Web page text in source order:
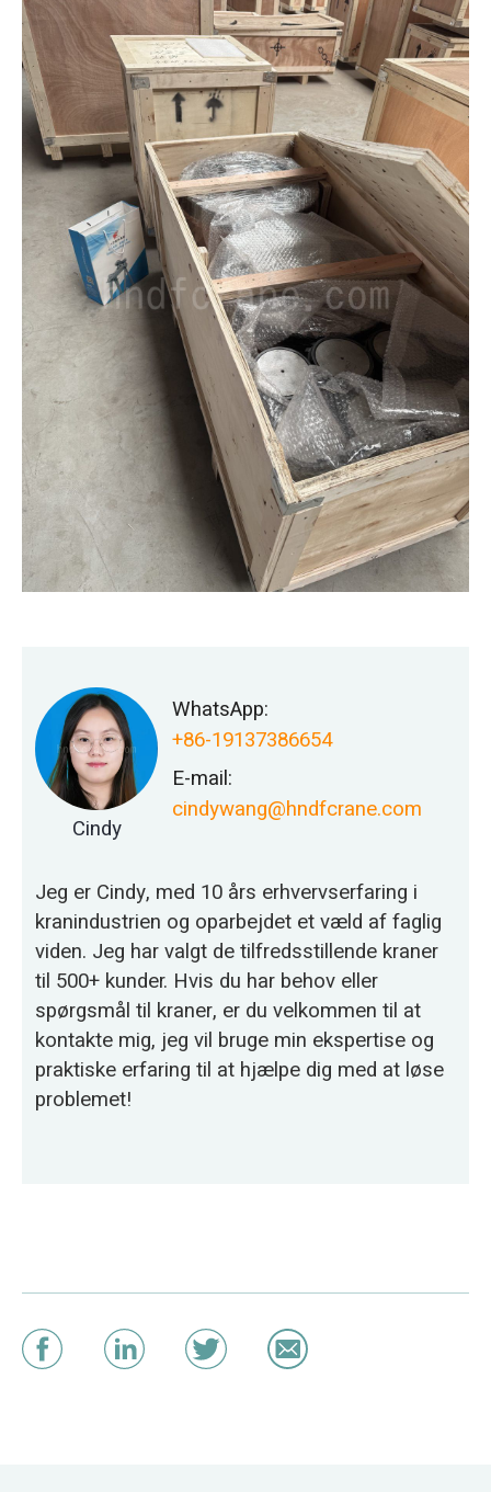
Cindy
WhatsApp:
+86-19137386654
E-mail:
cindywang@hndfcrane.com
Jeg er Cindy, med 10 års erhvervserfaring i
kranindustrien og oparbejdet et væld af faglig
viden. Jeg har valgt de tilfredsstillende kraner
til 500+ kunder. Hvis du har behov eller
spørgsmål til kraner, er du velkommen til at
kontakte mig, jeg vil bruge min ekspertise og
praktiske erfaring til at hjælpe dig med at løse
problemet!